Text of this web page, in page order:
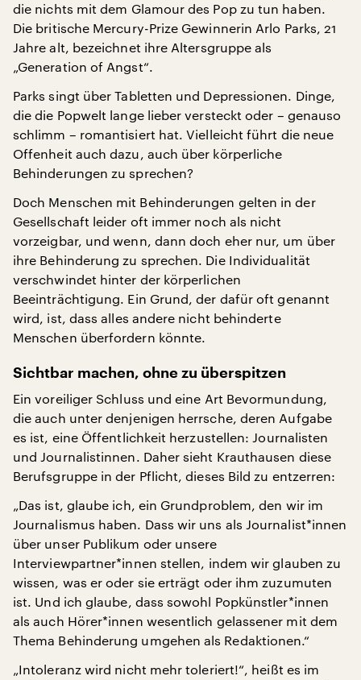
die nichts mit dem Glamour des Pop zu tun haben.
Die britische Mercury-Prize Gewinnerin Arlo Parks, 21
Jahre alt, bezeichnet ihre Altersgruppe als
„Generation of Angst“.
Parks singt über Tabletten und Depressionen. Dinge,
die die Popwelt lange lieber versteckt oder – genauso
schlimm – romantisiert hat. Vielleicht führt die neue
Offenheit auch dazu, auch über körperliche
Behinderungen zu sprechen?
Doch Menschen mit Behinderungen gelten in der
Gesellschaft leider oft immer noch als nicht
vorzeigbar, und wenn, dann doch eher nur, um über
ihre Behinderung zu sprechen. Die Individualität
verschwindet hinter der körperlichen
Beeinträchtigung. Ein Grund, der dafür oft genannt
wird, ist, dass alles andere nicht behinderte
Menschen überfordern könnte.
Sichtbar machen, ohne zu überspitzen
Ein voreiliger Schluss und eine Art Bevormundung,
die auch unter denjenigen herrsche, deren Aufgabe
es ist, eine Öffentlichkeit herzustellen: Journalisten
und Journalistinnen. Daher sieht Krauthausen diese
Berufsgruppe in der Pflicht, dieses Bild zu entzerren:
„Das ist, glaube ich, ein Grundproblem, den wir im
Journalismus haben. Dass wir uns als Journalist*innen
über unser Publikum oder unsere
Interviewpartner*innen stellen, indem wir glauben zu
wissen, was er oder sie erträgt oder ihm zuzumuten
ist. Und ich glaube, dass sowohl Popkünstler*innen
als auch Hörer*innen wesentlich gelassener mit dem
Thema Behinderung umgehen als Redaktionen.“
„Intoleranz wird nicht mehr toleriert!“, heißt es im